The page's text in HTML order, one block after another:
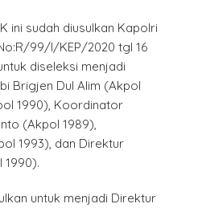
ini sudah diusulkan Kapolri
99/I/KEP/2020 tgl 16
diseleksi menjadi
Brigjen Dul Alim (Akpol
1990), Koordinator
(Akpol 1989),
1993), dan Direktur
1990).
untuk menjadi Direktur